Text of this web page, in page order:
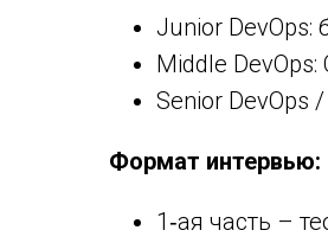
Junior DevOps:
Middle
Senior DevOps
Формат интервью:
1‑ая часть –